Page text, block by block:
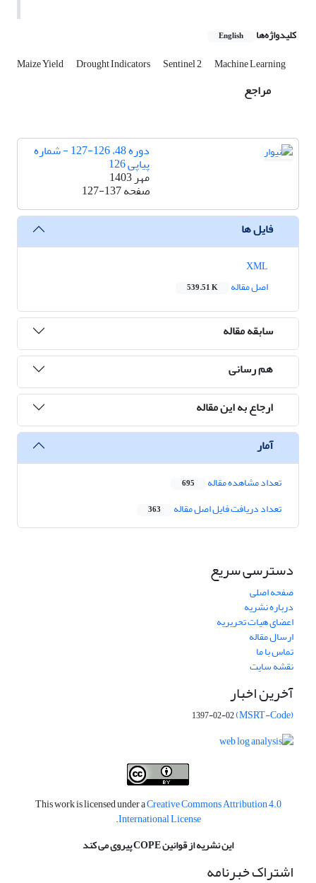
کلیدواژه‌ها English
Maize Yield Drought Indicators Sentinel 2 Machine Learning
مراجع
دوره 48، 126-127 - شماره
پیاپی 126
مهر 1403
صفحه127-137
فایل ها
اصل مقاله
539.51 K
سابقه مقاله
هم رسانی
ارجاع به این مقاله
آمار
تعداد مشاهده مقاله 695
تعداد دریافت فایل اصل مقاله 363
دسترسی سریع
صفحه اصلی
درباره نشریه
اعضای هیات تحریریه
ارسال مقاله
تماس با ما
نقشه سایت
آخرین اخبار
(MSRT-Code)
1397-02-02
This work is licensed under aCreative Commons Attribution 4.0
International License
.
این نشریه از قوانین COPE پیروی می کند
اشتراک خبرنامه